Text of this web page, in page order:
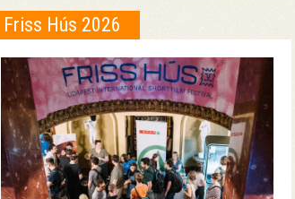
Friss Hús 2026